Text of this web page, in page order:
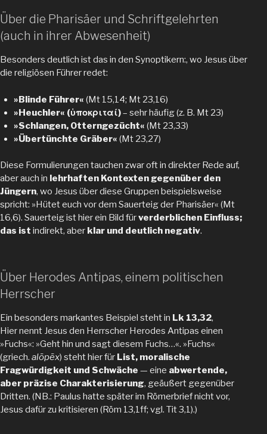
Über die Pharisäer und Schriftgelehrten
(auch in ihrer Abwesenheit)
Besonders deutlich ist das in den Synoptikern:, wo Jesus über
die religiösen Führer redet:
»Blinde Führer« (Mt 15,14; Mt 23,16)
»Heuchler« (ὑποκριταί)– sehr häufig (z. B. Mt 23)
»Schlangen, Otterngezücht« (Mt 23,33)
»Übertünchte Gräber« (Mt 23,27)
Diese Formulierungen tauchen zwar oft in direkter Rede auf,
aber auch in lehrhaften Kontexten gegenüber den
Jüngern, wo Jesus über diese Gruppen beispielsweise
spricht: »Hütet euch vor dem Sauerteig der Pharisäer« (Mt
16,6). Sauerteig ist hier ein Bild fürverderblichen Einfluss;
das ist indirekt, aber klar und deutlich negativ.
Über Herodes Antipas, einem politischen
Herrscher
Ein besonders markantes Beispiel steht in Lk 13,32,
Hier nennt Jesus den Herrscher Herodes Antipas einen
»Fuchs«: »Geht hin und sagt diesem Fuchs…«. »Fuchs«
(griech. alōpēx) steht hier für List, moralische
Fragwürdigkeit und Schwäche — eine abwertende,
aber präzise Charakterisierung, geäußert gegenüber
Dritten. (NB.: Paulus hatte später im Römerbrief nicht vor,
Jesus dafür zu kritisieren (Röm 13,1ff; vgl. Tit 3,1).)